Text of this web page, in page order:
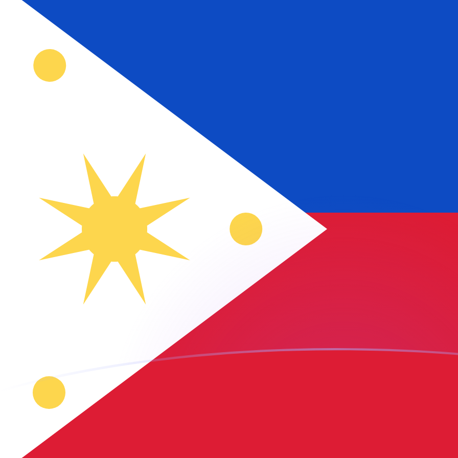
Peso philippin
AUD ,88455
PHP
Taux interbancaire à 09:50 UTC
Parlez avec un expert en devises dès aujourd'hui.Nous pouvons battre les taux des concurrents.
Nous utilisons le taux moyen du marché pour notre convertisseur. Ceci est fourni à titre informatif uniquement.
Connectez-vous pour voir les taux d'envoi
Saviez-vous que vous pouvez envoyer de l'argent à l'étranger avec Xe ?
Inscrivez-vous aujourd'hui
Le taux de change de AUD vers PHP aujourd'hui
Convertir Dollar australien en Peso philippin
PHP
AUD 1 072,11 PHP
AUD 2 144,23
AUD 4 288,46
AUD
10 000